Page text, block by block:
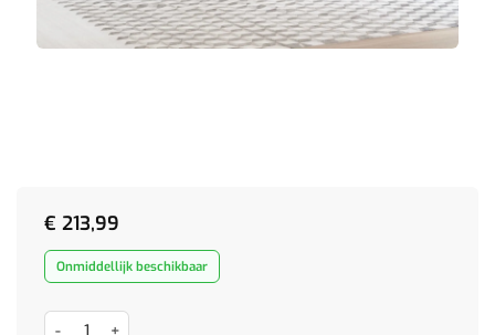
€ 213,99
Onmiddellijk beschikbaar
Slaapbank met hoofdeinde 3 pcs Wasbruin Massief Vurenhout